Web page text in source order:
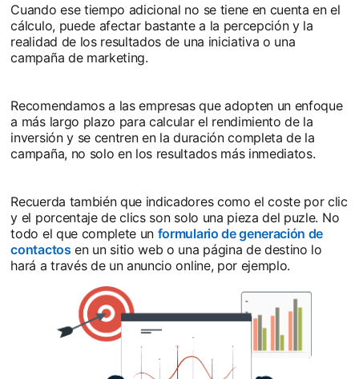
Cuando ese tiempo adicional no se tiene en cuenta en el
cálculo, puede afectar bastante a la percepción y la
realidad de los resultados de una iniciativa o una
campaña de marketing.
Recomendamos a las empresas que adopten un enfoque
a más largo plazo para calcular el rendimiento de la
inversión y se centren en la duración completa de la
campaña, no solo en los resultados más inmediatos.
Recuerda también que indicadores como el coste por clic
y el porcentaje de clics son solo una pieza del puzle. No
todo el que complete un formulario de generación de
contactos en un sitio web o una página de destino lo
hará a través de un anuncio online, por ejemplo.